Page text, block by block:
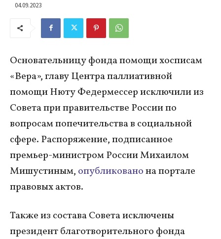
04.09.2023
Основательницу фонда помощи хосписам
«Вера», главу Центра паллиативной
помощи Нюту Федермессер исключили из
Совета при правительстве России по
вопросам попечительства в социальной
сфере. Распоряжение, подписанное
премьер-министром России Михаилом
Мишустиным, опубликованона портале
правовых актов.
Также из состава Совета исключены
президент благотворительного фонда